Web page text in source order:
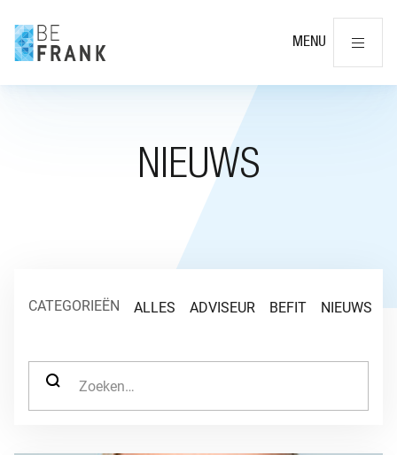
MENU
NIEUWS
CATEGORIEËN ALLES ADVISEUR BEFIT NIEUWS
ZOEK NAAR: